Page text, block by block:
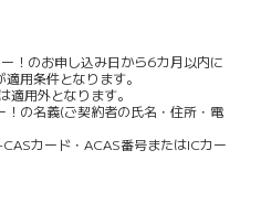
！のお申し込み日から6カ月以内に
用条件となります。
適用外となります。
の名義(ご契約者の氏名・住所・電
カード・ACAS番号またはICカー